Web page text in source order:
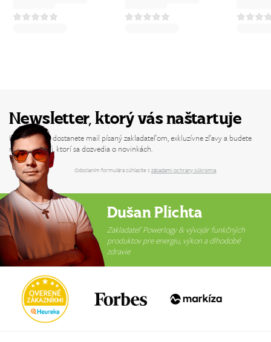
Newsletter, ktorý vás naštartuje
Každý týždeň dostanete mail písaný zakladateľom, exkluzívne zľavy a budete
medzi prvými, ktorí sa dozvedia o novinkách.
Odoslaním formulára súhlasíte szásadami ochrany súkromia
Dušan Plichta
Zakladateľ Powerlogy & vývojár funkčných
produktov pre energiu, výkon a dlhodobé
zdravie